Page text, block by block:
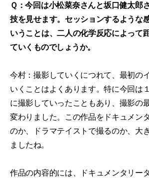
Ｑ：今回は小松菜奈さんと坂口健太郎
技を見せます。セッションするような
いうことは、二人の化学反応によって
ていくものでしょうか。
今村：撮影していくにつれて、最初の
いくことはよくあります。特に今回は
に撮影していったこともあり、撮影の
変わりました。この作品をドキュメン
のか、ドラマテイストで撮るのか、大
ましたね。
作品の内容的には、ドキュメンタリー